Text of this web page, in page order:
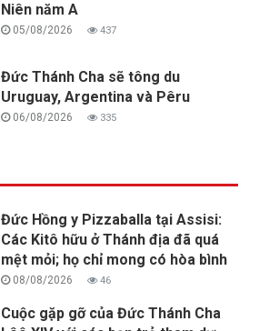
Niên năm A
05/08/2026 437
Đức Thánh Cha sẽ tông du
Uruguay, Argentina và Pêru
06/08/2026 335
Đức Hồng y Pizzaballa tại Assisi:
Các Kitô hữu ở Thánh địa đã quá
mệt mỏi; họ chỉ mong có hòa bình
08/08/2026 46
Cuộc gặp gỡ của Đức Thánh Cha